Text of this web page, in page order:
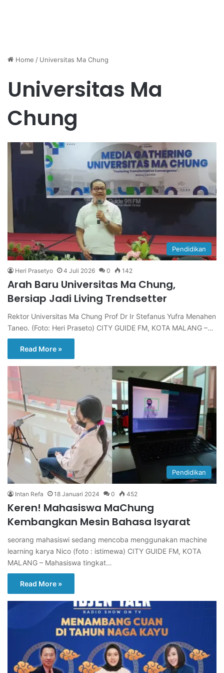
Home / Universitas Ma Chung
Universitas Ma
Chung
Pendidikan
Heri Prasetyo 4 Juli 2026 0 142
Arah Baru Universitas Ma Chung,
Bersiap Jadi Living Trendsetter
Rektor Universitas Ma Chung Prof Dr Ir Stefanus Yufra Menahen
Taneo. (Foto: Heri Praseto) CITY GUIDE FM, KOTA MALANG –…
Read More »
Pendidikan
Intan Refa 18 Januari 2024 0 452
Keren! Mahasiswa MaChung
Kembangkan Mesin Bahasa Isyarat
seorang mahasiswi sedang mencoba menggunakan machine
learning karya Nico (foto : istimewa) CITY GUIDE FM, KOTA
MALANG – Mahasiswa tingkat…
Read More »